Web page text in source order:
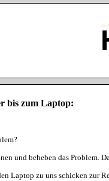
bis zum Laptop:
und beheben das Problem.
Laptop zu uns schicken zur